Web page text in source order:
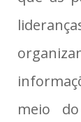
meio